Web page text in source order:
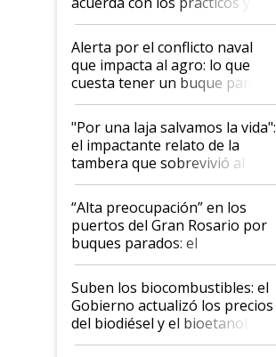
suspende el decreto de
desregulación
Alerta por el conflicto naval
que impacta al agro: lo que
cuesta tener un buque parado
y el peligro de que Argentina
pase a ser "país sucio"
"Por una laja salvamos la vida":
el impactante relato de la
tambera que sobrevivió al
tornado
“Alta preocupación” en los
puertos del Gran Rosario por
buques parados: el
funcionamiento de las
exportadoras en tensión tras
la medida de fuerza de los
prácticos
Suben los biocombustibles: el
Gobierno actualizó los precios
del biodiésel y el bioetanol